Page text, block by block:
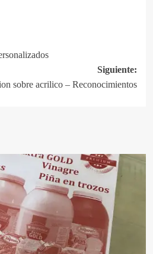
Siguiente:
sobre acrilico – Reconocimientos